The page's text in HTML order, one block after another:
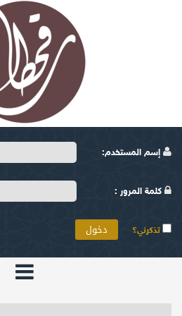
إسم المستخدم:
كلمة المرور :
تذكرني؟